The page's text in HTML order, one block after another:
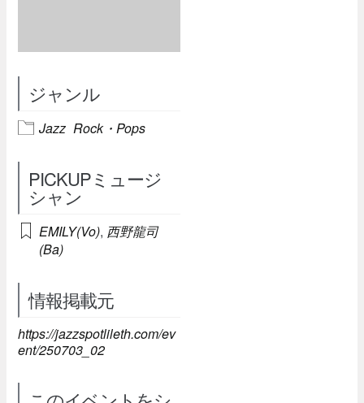
ジャンル
Jazz Rock・Pops
PICKUPミュージ
シャン
EMILY(Vo), 西野龍司
(Ba)
情報掲載元
https://jazzspotlileth.com/ev
ent/250703_02